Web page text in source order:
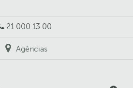
21 000 13 00
Agências